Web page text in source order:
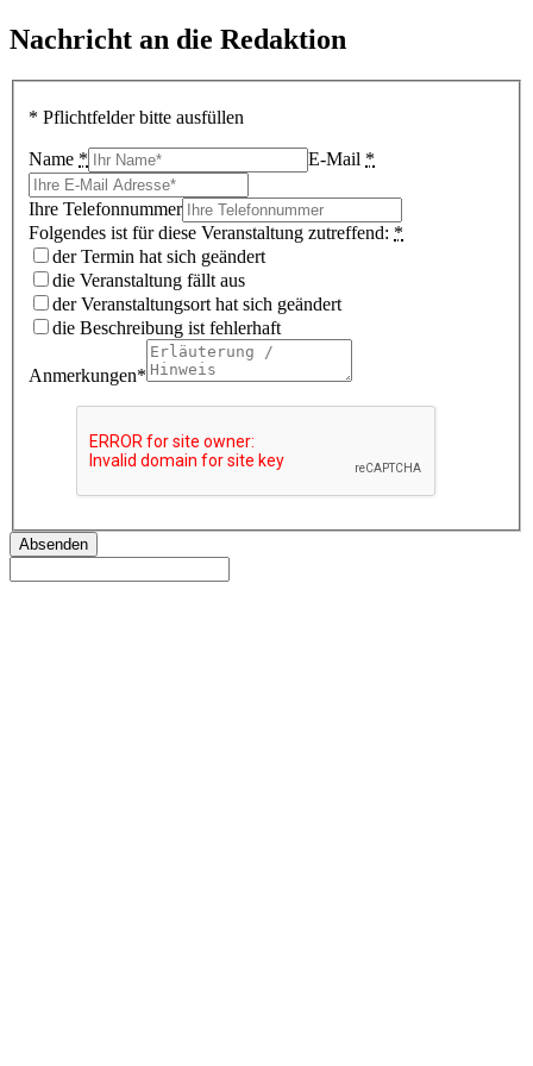
Nachricht an die Redaktion
* Pflichtfelder bitte ausfüllen
Name * E-Mail *
Ihre Telefonnummer
Folgendes ist für diese Veranstaltung zutreffend: *
der Termin hat sich geändert
die Veranstaltung fällt aus
der Veranstaltungsort hat sich geändert
die Beschreibung ist fehlerhaft
Anmerkungen*
Absenden